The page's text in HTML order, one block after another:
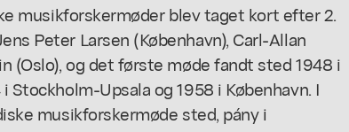
musikforskermøder blev taget kort efter 2.
Peter Larsen (København), Carl-Allan
(Oslo), og det første møde fandt sted 1948 i
Upsala og 1958 i København. I
musikforskermøde sted, pány i